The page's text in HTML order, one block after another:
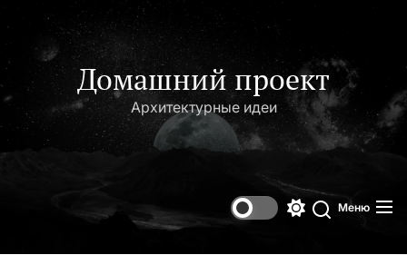
содержимому
Домашний проект
Архитектурные идеи
Поиск
Меню